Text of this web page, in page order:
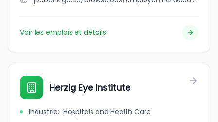
Voir les emplois et détails
Herzig Eye Institute
Industrie: Hospitals and Health Care